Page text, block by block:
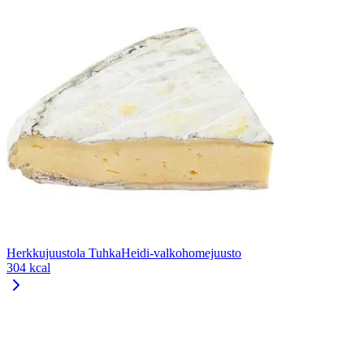
Herkkujuustola TuhkaHeidi-valkohomejuusto
304 kcal